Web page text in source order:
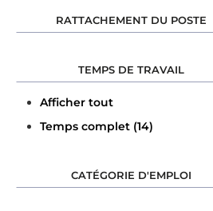
RATTACHEMENT DU POSTE
TEMPS DE TRAVAIL
Afficher tout
Temps complet (14)
CATÉGORIE D'EMPLOI